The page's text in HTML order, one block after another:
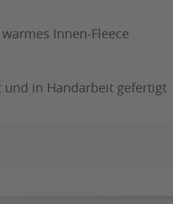
Innen-Fleece
und in Handarbeit gefertigt